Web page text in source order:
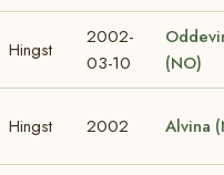
Hingst
2002-
03-10
(NO)
Hingst 2002 Alvina